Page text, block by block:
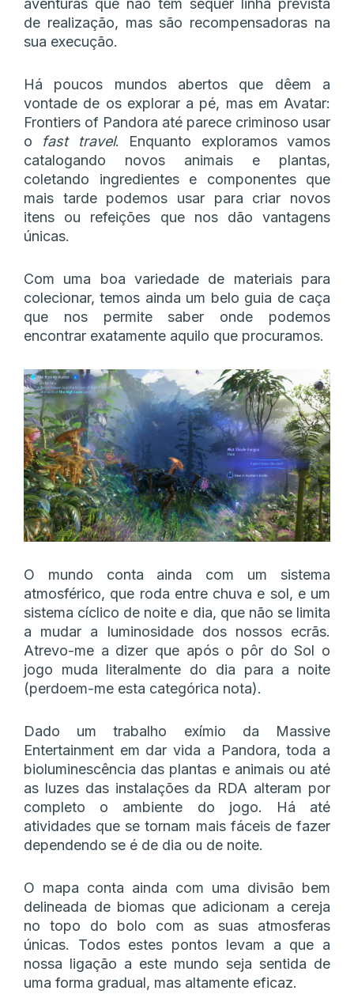
aventuras que não têm sequer linha prevista
de realização, mas são recompensadoras na
sua execução.
Há poucos mundos abertos que dêem a
vontade de os explorar a pé, mas em Avatar:
Frontiers of Pandora até parece criminoso usar
o fast travel. Enquanto exploramos vamos
catalogando novos animais e plantas,
coletando ingredientes e componentes que
mais tarde podemos usar para criar novos
itens ou refeições que nos dão vantagens
únicas.
Com uma boa variedade de materiais para
colecionar, temos ainda um belo guia de caça
que nos permite saber onde podemos
encontrar exatamente aquilo que procuramos.
O mundo conta ainda com um sistema
atmosférico, que roda entre chuva e sol, e um
sistema cíclico de noite e dia, que não se limita
a mudar a luminosidade dos nossos ecrãs.
Atrevo-me a dizer que após o pôr do Sol o
jogo muda literalmente do dia para a noite
(perdoem-me esta categórica nota).
Dado um trabalho exímio da Massive
Entertainment em dar vida a Pandora, toda a
bioluminescência das plantas e animais ou até
as luzes das instalações da RDA alteram por
completo o ambiente do jogo. Há até
atividades que se tornam mais fáceis de fazer
dependendo se é de dia ou de noite.
O mapa conta ainda com uma divisão bem
delineada de biomas que adicionam a cereja
no topo do bolo com as suas atmosferas
únicas. Todos estes pontos levam a que a
nossa ligação a este mundo seja sentida de
uma forma gradual, mas altamente eficaz.